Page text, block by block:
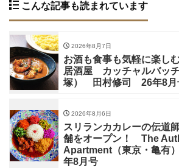
こんな記事も読まれています
2026年8月7日
お酒も食事も気軽に楽し
居酒屋 カッチャルバッ
塚） 田村修司 26年8月
2026年8月6日
スリランカカレーの伝道
舗をオープン！ The
Apartment（東京・亀
年8月号